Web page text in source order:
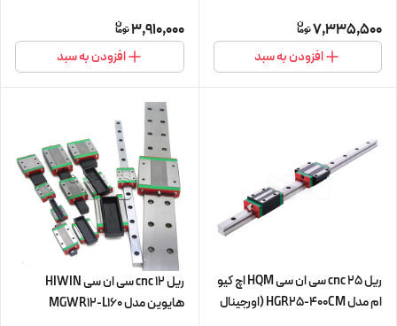
7,335,500
افزودن به سبد
3,910,000
افزودن به سبد
ریل 25 cnc سی ان سی HQM اچ کیو
ام مدل HGR25-400CM (اورجینال
ریل 12 cnc سی ان سی HIWIN
هایوین مدل MGWR12-L160